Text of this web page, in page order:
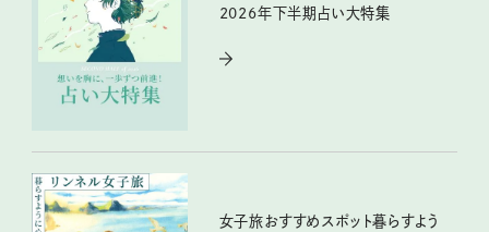
2026年下半期占い大特集
女子旅おすすめスポット暮らすよう